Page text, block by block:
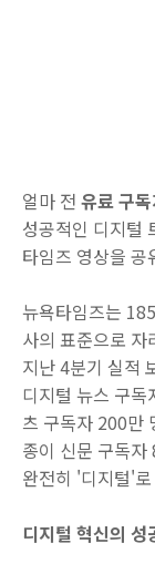
얼마 전 유료 구
성공적인 디지털
타임즈 영상을 공
뉴욕타임즈는
사의 표준으로
지난4분기 실적
디지털 뉴스 구독
츠 구독자 200만
종이 신문 구독자
완전히 '디지털'로
디지털 혁신의 성